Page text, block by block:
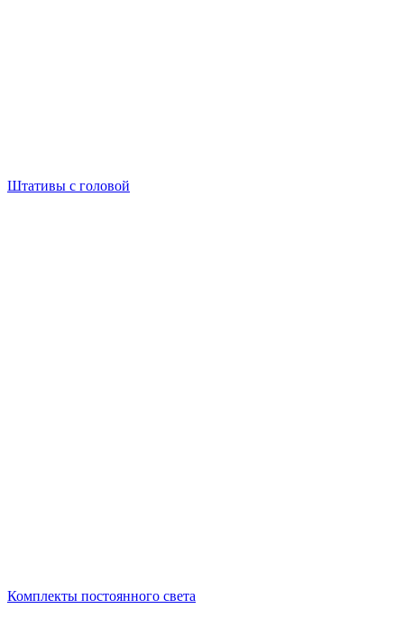
Штативы с головой
Комплекты постоянного света